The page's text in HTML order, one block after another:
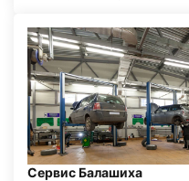
Сервис Балашиха